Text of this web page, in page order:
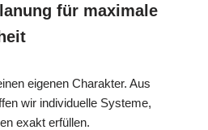
für maximale
eigenen Charakter. Aus
wir individuelle Systeme,
exakt erfüllen.